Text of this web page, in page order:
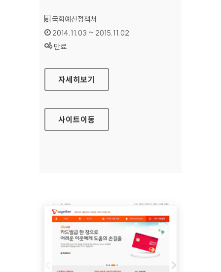
기관명 :
국회예산정책처
인증기간 :
2014.11.03 ~ 2015.11.02
상태 :
만료
국회예산정책처 홈페이지
자세히보기
사이트이동